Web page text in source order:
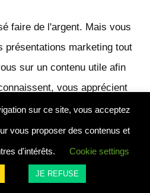
faire de l'argent. Mais vous
présentations marketing tout
sur un contenu utile afin
vous apprécient
Ils cliqueront alors
publicité ou achèteront les
En cette ère
sociaux, les gens recherchent
sur ce site, vous acceptez
vous proposer des contenus et
d'intérêts. Cookie settings
JE REFUSE